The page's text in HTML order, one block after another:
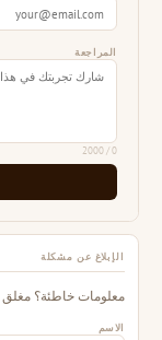
المراجعة
0
/ 2000
الإبلاغ عن مشكلة
معلومات خاطئة؟ مغلق
الاسم